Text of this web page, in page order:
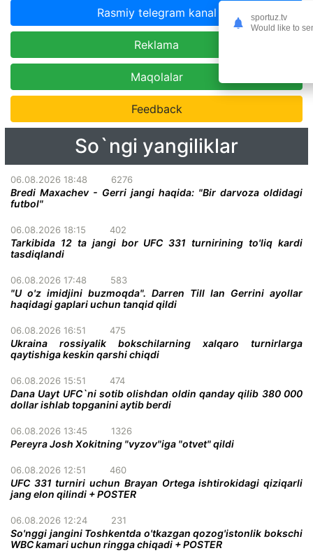
Rasmiy telegram kanal
Reklama
Maqolalar
Feedback
So`ngi yangiliklar
06.08.2026 18:48 6276
Bredi Maxachev - Gerri jangi haqida: "Bir darvoza oldidagi
futbol"
06.08.2026 18:15 402
Tarkibida 12 ta jangi bor UFC 331 turnirining to'liq kardi
tasdiqlandi
06.08.2026 17:48 583
"U o'z imidjini buzmoqda". Darren Till Ian Gerrini ayollar
haqidagi gaplari uchun tanqid qildi
06.08.2026 16:51 475
Ukraina rossiyalik bokschilarning xalqaro turnirlarga
qaytishiga keskin qarshi chiqdi
06.08.2026 15:51 474
Dana Uayt UFC`ni sotib olishdan oldin qanday qilib 380 000
dollar ishlab topganini aytib berdi
06.08.2026 13:45 1326
Pereyra Josh Xokitning "vyzov"iga "otvet" qildi
06.08.2026 12:51 460
UFC 331 turniri uchun Brayan Ortega ishtirokidagi qiziqarli
jang elon qilindi + POSTER
06.08.2026 12:24 231
So'nggi jangini Toshkentda o'tkazgan qozog'istonlik bokschi
WBC kamari uchun ringga chiqadi + POSTER
sportuz.tv
Would like to